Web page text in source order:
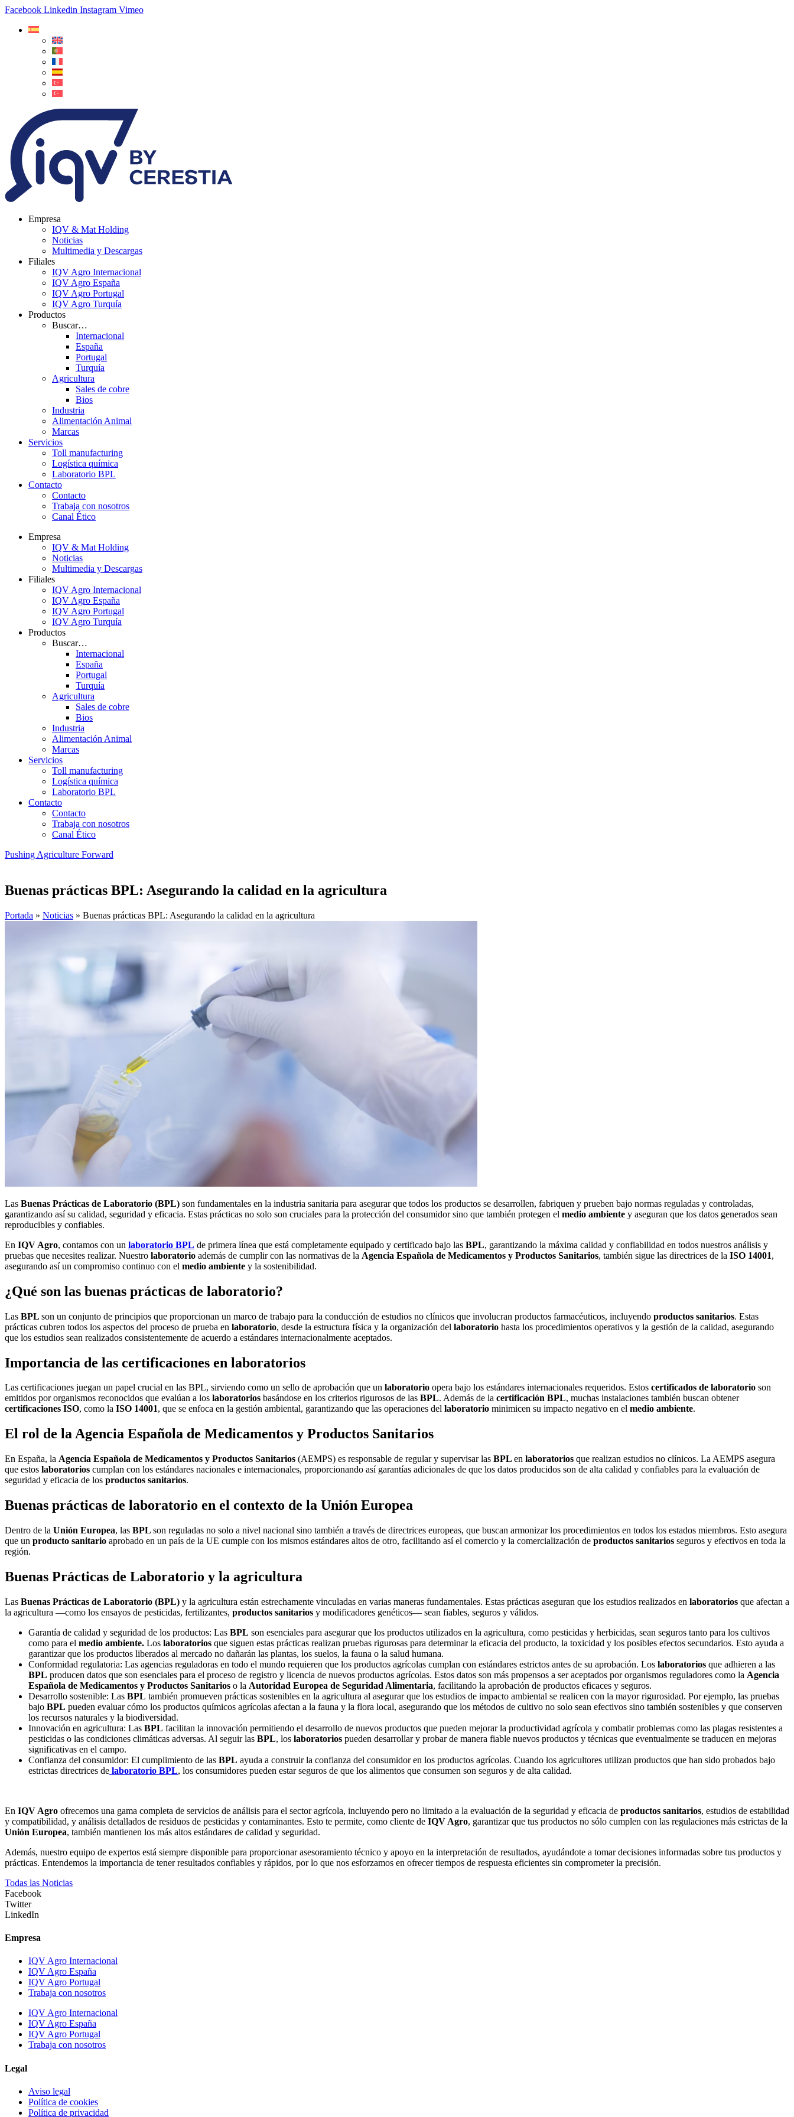
Facebook Linkedin Instagram Vimeo
Empresa
IQV & Mat Holding
Noticias
Multimedia y Descargas
Filiales
IQV Agro Internacional
IQV Agro España
IQV Agro Portugal
IQV Agro Turquía
Productos
Buscar…
Internacional
España
Portugal
Turquía
Agricultura
Sales de cobre
Bios
Industria
Alimentación Animal
Marcas
Servicios
Toll manufacturing
Logística química
Laboratorio BPL
Contacto
Contacto
Trabaja con nosotros
Canal Ético
Empresa
IQV & Mat Holding
Noticias
Multimedia y Descargas
Filiales
IQV Agro Internacional
IQV Agro España
IQV Agro Portugal
IQV Agro Turquía
Productos
Buscar…
Internacional
España
Portugal
Turquía
Agricultura
Sales de cobre
Bios
Industria
Alimentación Animal
Marcas
Servicios
Toll manufacturing
Logística química
Laboratorio BPL
Contacto
Contacto
Trabaja con nosotros
Canal Ético
Pushing Agriculture Forward
Buenas prácticas BPL: Asegurando la calidad en la agricultura
Portada » Noticias » Buenas prácticas BPL: Asegurando la calidad en la agricultura
Las Buenas Prácticas de Laboratorio (BPL) son fundamentales en la industria sanitaria para asegurar que todos los productos se desarrollen, fabriquen y prueben bajo normas reguladas y controladas,
garantizando así su calidad, seguridad y eficacia. Estas prácticas no solo son cruciales para la protección del consumidor sino que también protegen el medio ambiente y aseguran que los datos generados sean
reproducibles y confiables.
En IQV Agro, contamos con un laboratorio BPL de primera línea que está completamente equipado y certificado bajo las BPL, garantizando la máxima calidad y confiabilidad en todos nuestros análisis y
pruebas que necesites realizar. Nuestro laboratorio además de cumplir con las normativas de la Agencia Española de Medicamentos y Productos Sanitarios, también sigue las directrices de la ISO 14001,
asegurando así un compromiso continuo con el medio ambiente y la sostenibilidad.
¿Qué son las buenas prácticas de laboratorio?
Las BPL son un conjunto de principios que proporcionan un marco de trabajo para la conducción de estudios no clínicos que involucran productos farmacéuticos, incluyendo productos sanitarios. Estas
prácticas cubren todos los aspectos del proceso de prueba en laboratorio, desde la estructura física y la organización del laboratorio hasta los procedimientos operativos y la gestión de la calidad, asegurando
que los estudios sean realizados consistentemente de acuerdo a estándares internacionalmente aceptados.
Importancia de las certificaciones en laboratorios
Las certificaciones juegan un papel crucial en las BPL, sirviendo como un sello de aprobación que un laboratorio opera bajo los estándares internacionales requeridos. Estos certificados de laboratorio son
emitidos por organismos reconocidos que evalúan a los laboratorios basándose en los criterios rigurosos de las BPL. Además de la certificación BPL, muchas instalaciones también buscan obtener
certificaciones ISO, como la ISO 14001, que se enfoca en la gestión ambiental, garantizando que las operaciones del laboratorio minimicen su impacto negativo en el medio ambiente.
El rol de la Agencia Española de Medicamentos y Productos Sanitarios
En España, la Agencia Española de Medicamentos y Productos Sanitarios (AEMPS) es responsable de regular y supervisar las BPL en laboratorios que realizan estudios no clínicos. La AEMPS asegura
que estos laboratorios cumplan con los estándares nacionales e internacionales, proporcionando así garantías adicionales de que los datos producidos son de alta calidad y confiables para la evaluación de
seguridad y eficacia de los productos sanitarios.
Buenas prácticas de laboratorio en el contexto de la Unión Europea
Dentro de la Unión Europea, las BPL son reguladas no solo a nivel nacional sino también a través de directrices europeas, que buscan armonizar los procedimientos en todos los estados miembros. Esto asegura
que un producto sanitario aprobado en un país de la UE cumple con los mismos estándares altos de otro, facilitando así el comercio y la comercialización de productos sanitarios seguros y efectivos en toda la
región.
Buenas Prácticas de Laboratorio y la agricultura
Las Buenas Prácticas de Laboratorio (BPL) y la agricultura están estrechamente vinculadas en varias maneras fundamentales. Estas prácticas aseguran que los estudios realizados en laboratorios que afectan a
la agricultura —como los ensayos de pesticidas, fertilizantes, productos sanitarios y modificadores genéticos— sean fiables, seguros y válidos.
Garantía de calidad y seguridad de los productos: Las BPL son esenciales para asegurar que los productos utilizados en la agricultura, como pesticidas y herbicidas, sean seguros tanto para los cultivos
como para el medio ambiente. Los laboratorios que siguen estas prácticas realizan pruebas rigurosas para determinar la eficacia del producto, la toxicidad y los posibles efectos secundarios. Esto ayuda a
garantizar que los productos liberados al mercado no dañarán las plantas, los suelos, la fauna o la salud humana.
Conformidad regulatoria: Las agencias reguladoras en todo el mundo requieren que los productos agrícolas cumplan con estándares estrictos antes de su aprobación. Los laboratorios que adhieren a las
BPL producen datos que son esenciales para el proceso de registro y licencia de nuevos productos agrícolas. Estos datos son más propensos a ser aceptados por organismos reguladores como la Agencia
Española de Medicamentos y Productos Sanitarios o la Autoridad Europea de Seguridad Alimentaria, facilitando la aprobación de productos eficaces y seguros.
Desarrollo sostenible: Las BPL también promueven prácticas sostenibles en la agricultura al asegurar que los estudios de impacto ambiental se realicen con la mayor rigurosidad. Por ejemplo, las pruebas
bajo BPL pueden evaluar cómo los productos químicos agrícolas afectan a la fauna y la flora local, asegurando que los métodos de cultivo no solo sean efectivos sino también sostenibles y que conserven
los recursos naturales y la biodiversidad.
Innovación en agricultura: Las BPL facilitan la innovación permitiendo el desarrollo de nuevos productos que pueden mejorar la productividad agrícola y combatir problemas como las plagas resistentes a
pesticidas o las condiciones climáticas adversas. Al seguir las BPL, los laboratorios pueden desarrollar y probar de manera fiable nuevos productos y técnicas que eventualmente se traducen en mejoras
significativas en el campo.
Confianza del consumidor: El cumplimiento de las BPL ayuda a construir la confianza del consumidor en los productos agrícolas. Cuando los agricultores utilizan productos que han sido probados bajo
estrictas directrices de laboratorio BPL, los consumidores pueden estar seguros de que los alimentos que consumen son seguros y de alta calidad.
En IQV Agro ofrecemos una gama completa de servicios de análisis para el sector agrícola, incluyendo pero no limitado a la evaluación de la seguridad y eficacia de productos sanitarios, estudios de estabilidad
y compatibilidad, y análisis detallados de residuos de pesticidas y contaminantes. Esto te permite, como cliente de IQV Agro, garantizar que tus productos no sólo cumplen con las regulaciones más estrictas de la
Unión Europea, también mantienen los más altos estándares de calidad y seguridad.
Además, nuestro equipo de expertos está siempre disponible para proporcionar asesoramiento técnico y apoyo en la interpretación de resultados, ayudándote a tomar decisiones informadas sobre tus productos y
prácticas. Entendemos la importancia de tener resultados confiables y rápidos, por lo que nos esforzamos en ofrecer tiempos de respuesta eficientes sin comprometer la precisión.
Todas las Noticias
Facebook
Twitter
LinkedIn
Empresa
IQV Agro Internacional
IQV Agro España
IQV Agro Portugal
Trabaja con nosotros
IQV Agro Internacional
IQV Agro España
IQV Agro Portugal
Trabaja con nosotros
Legal
Aviso legal
Política de cookies
Política de privacidad